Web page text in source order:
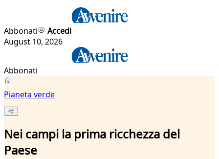
Abbonati
Accedi
August 10, 2026
Abbonati
Pianeta verde
Nei campi la prima ricchezza del
Paese